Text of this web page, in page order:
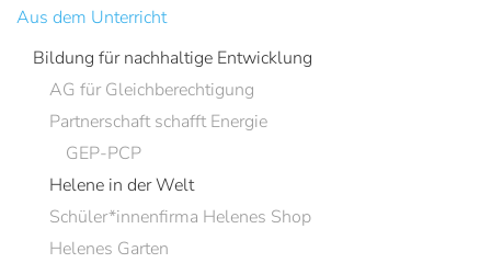
Aus dem Unterricht
Bildung für nachhaltige Entwicklung
AG für Gleichberechtigung
Partnerschaft schafft Energie
GEP-PCP
Helene in der Welt
Schüler*innenfirma Helenes Shop
Helenes Garten